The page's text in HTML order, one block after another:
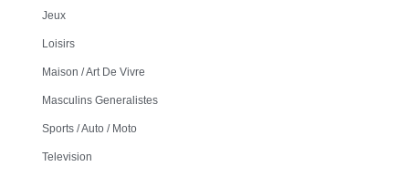
Jeux
Loisirs
Maison / Art De Vivre
Masculins Generalistes
Sports / Auto / Moto
Television